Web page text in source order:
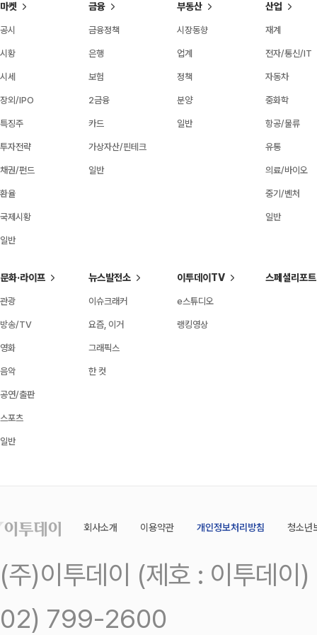
마켓
공시
시황
시세
장외/IPO
특징주
투자전략
채권/펀드
환율
국제시황
일반
금융
금융정책
은행
보험
2금융
카드
가상자산/핀테크
일반
부동산
시장동향
업계
정책
분양
일반
산업
재계
전자/통신/IT
자동차
중화학
항공/물류
유통
의료/바이오
중기/벤처
일반
문화·라이프
관광
방송/TV
영화
음악
공연/출판
스포츠
일반
뉴스발전소
이슈크래커
요즘, 이거
그래픽스
한 컷
이투데이TV
e스튜디오
랭킹영상
스페셜리포트
회사소개 이용약관 개인정보처리방침 청소년
(주)이투데이 (제호 : 이투데
02) 799-2600